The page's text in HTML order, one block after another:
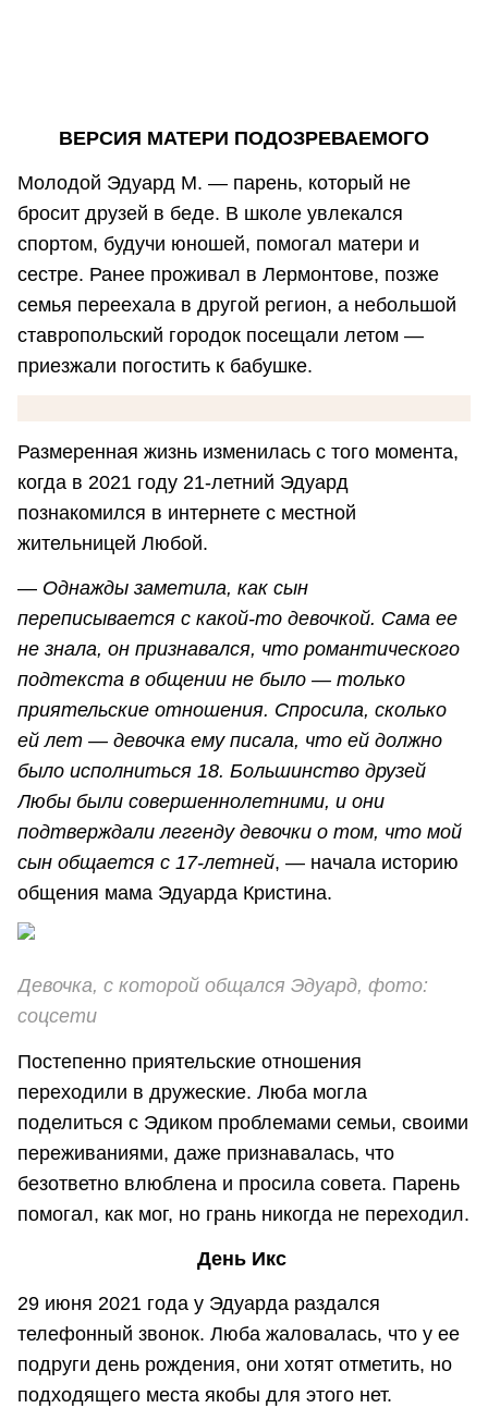
ВЕРСИЯ МАТЕРИ ПОДОЗРЕВАЕМОГО
Молодой Эдуард М. — парень, который не
бросит друзей в беде. В школе увлекался
спортом, будучи юношей, помогал матери и
сестре. Ранее проживал в Лермонтове, позже
семья переехала в другой регион, а небольшой
ставропольский городок посещали летом —
приезжали погостить к бабушке.
Размеренная жизнь изменилась с того момента,
когда в 2021 году 21-летний Эдуард
познакомился в интернете с местной
жительницей Любой.
— Однажды заметила, как сын
переписывается с какой-то девочкой. Сама ее
не знала, он признавался, что романтического
подтекста в общении не было — только
приятельские отношения. Спросила, сколько
ей лет — девочка ему писала, что ей должно
было исполниться 18. Большинство друзей
Любы были совершеннолетними, и они
подтверждали легенду девочки о том, что мой
сын общается с 17-летней, — начала историю
общения мама Эдуарда Кристина.
Девочка, с которой общался Эдуард, фото:
соцсети
Постепенно приятельские отношения
переходили в дружеские. Люба могла
поделиться с Эдиком проблемами семьи, своими
переживаниями, даже признавалась, что
безответно влюблена и просила совета. Парень
помогал, как мог, но грань никогда не переходил.
День Икс
29 июня 2021 года у Эдуарда раздался
телефонный звонок. Люба жаловалась, что у ее
подруги день рождения, они хотят отметить, но
подходящего места якобы для этого нет.